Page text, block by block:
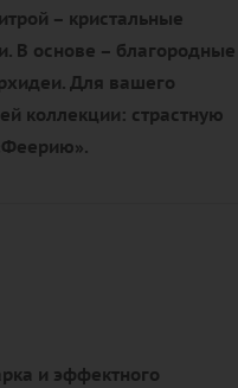
– кристальные
В основе – благородные
Для вашего
коллекции: страстную
и эффектного